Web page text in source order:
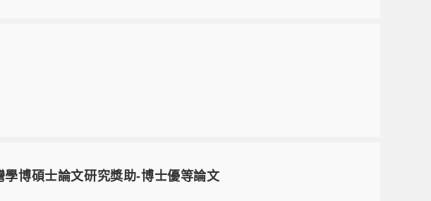
博碩士論文研究獎助-博士優等論文